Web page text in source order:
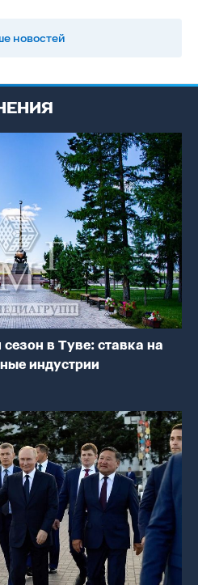
новостей
в Туве: ставка на
индустрии